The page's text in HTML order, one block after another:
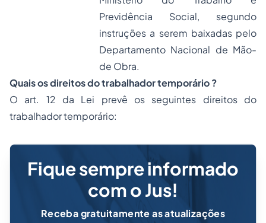
Previdência Social, segundo
instruções a serem baixadas pelo
Departamento Nacional de Mão-
de Obra.
Quais os direitos do trabalhador temporário ?
O art. 12 da Lei prevê os seguintes direitos do
trabalhador temporário:
Fique sempre informado
com o Jus!
Receba gratuitamente as atualizações